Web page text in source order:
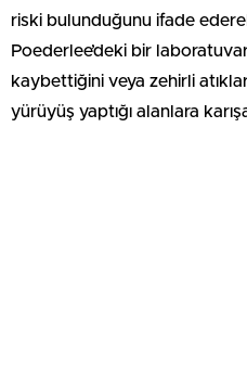
riski bulunduğunu ifade
Poederlee’deki bir
kaybettiğini veya zehirli
yürüyüş yaptığı alanlara